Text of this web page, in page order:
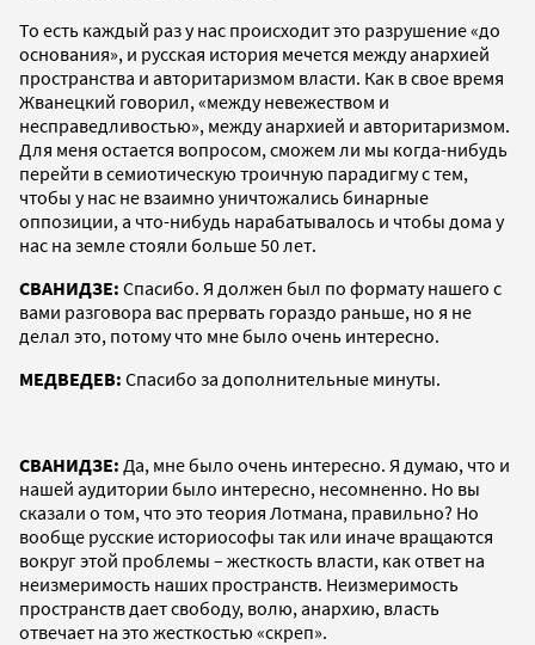
То есть каждый раз у нас происходит это разрушение «до
основания», и русская история мечется между анархией
пространства и авторитаризмом власти. Как в свое время
Жванецкий говорил, «между невежеством и
несправедливостью», между анархией и авторитаризмом.
Для меня остается вопросом, сможем ли мы когда-нибудь
перейти в семиотическую троичную парадигму с тем,
чтобы у нас не взаимно уничтожались бинарные
оппозиции, а что-нибудь нарабатывалось и чтобы дома у
нас на земле стояли больше 50 лет.
СВАНИДЗЕ: Спасибо. Я должен был по формату нашего с
вами разговора вас прервать гораздо раньше, но я не
делал это, потому что мне было очень интересно.
МЕДВЕДЕВ: Спасибо за дополнительные минуты.
СВАНИДЗЕ: Да, мне было очень интересно. Я думаю, что и
нашей аудитории было интересно, несомненно. Но вы
сказали о том, что это теория Лотмана, правильно? Но
вообще русские историософы так или иначе вращаются
вокруг этой проблемы – жесткость власти, как ответ на
неизмеримость наших пространств. Неизмеримость
пространств дает свободу, волю, анархию, власть
отвечает на это жесткостью «скреп».